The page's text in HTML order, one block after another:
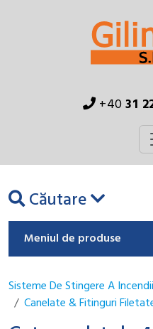
+4031
Căutare
Meniul de produse
Sisteme De Stingere A
Canelate & Fitinguri